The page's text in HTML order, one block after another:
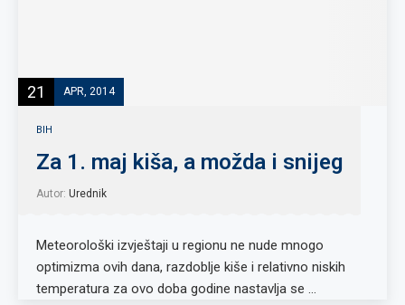
21 APR, 2014
BIH
Za 1. maj kiša, a možda i snijeg
Autor: Urednik
Meteorološki izvještaji u regionu ne nude mnogo
optimizma ovih dana, razdoblje kiše i relativno niskih
temperatura za ovo doba godine nastavlja se …